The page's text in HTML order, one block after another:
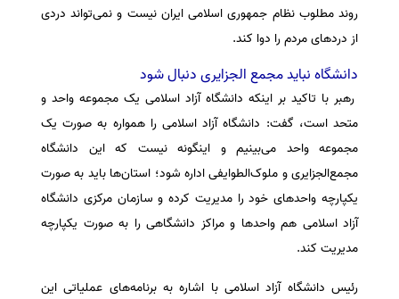
روند مطلوب نظام جمهوری اسلامی ایران نیست و نمی‌تواند دردی
از درد‌های مردم را دوا کند.
دانشگاه نباید مجمع الجزایری دنبال شود
رهبر با تاکید بر اینکه دانشگاه آزاد اسلامی یک مجموعه واحد و
متحد است، گفت: دانشگاه آزاد اسلامی را همواره به صورت یک
مجموعه واحد می‌بینیم و اینگونه نیست که این دانشگاه
مجمع‌الجزایری و ملوک‌الطوایفی اداره شود؛ استان‌ها باید به صورت
یکپارچه واحد‌های خود را مدیریت کرده و سازمان مرکزی دانشگاه
آزاد اسلامی هم واحد‌ها و مراکز دانشگاهی را به صورت یکپارچه
مدیریت کند.
رئیس دانشگاه آزاد اسلامی با اشاره به برنامه‌های عملیاتی این